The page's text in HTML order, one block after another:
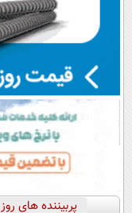
پربیننده های روز